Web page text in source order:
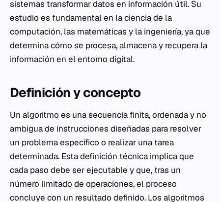
sistemas transformar datos en información útil. Su
estudio es fundamental en la ciencia de la
computación, las matemáticas y la ingeniería, ya que
determina cómo se procesa, almacena y recupera la
información en el entorno digital.
Definición y concepto
Un algoritmo es una secuencia finita, ordenada y no
ambigua de instrucciones diseñadas para resolver
un problema específico o realizar una tarea
determinada. Esta definición técnica implica que
cada paso debe ser ejecutable y que, tras un
número limitado de operaciones, el proceso
concluye con un resultado definido. Los algoritmos